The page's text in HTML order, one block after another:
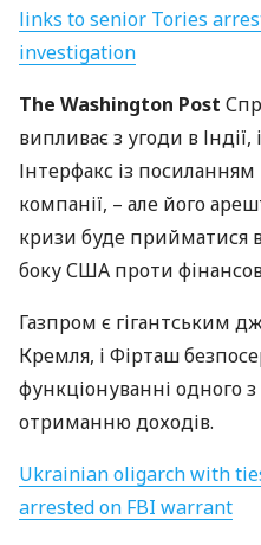
links to senior Tories
investigation
The Washington Post
випливає з угоди в
Інтерфакс із
компанії, – але його
кризи буде прийматися в
бокуСША проти
Газпром є гігантським
Кремля, і Фірташ
функціонуванні одного
отриманню доходів.
Ukrainian oligarch with
arrested on FBI warrant